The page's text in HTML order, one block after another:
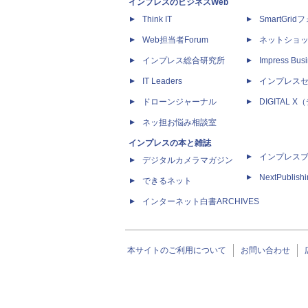
インプレスのビジネスWeb
Think IT
Web担当者Forum
インプレス総合研究所
IT Leaders
ドローンジャーナル
ネッ担お悩み相談室
インプレスの本と雑誌
デジタルカメラマガジン
できるネット
インターネット白書ARCHIVES
SmartGridフ
ネットショ
Impress
インプレス
DIGITAL X（
インプレス
本サイトのご利用について お問い合わせ